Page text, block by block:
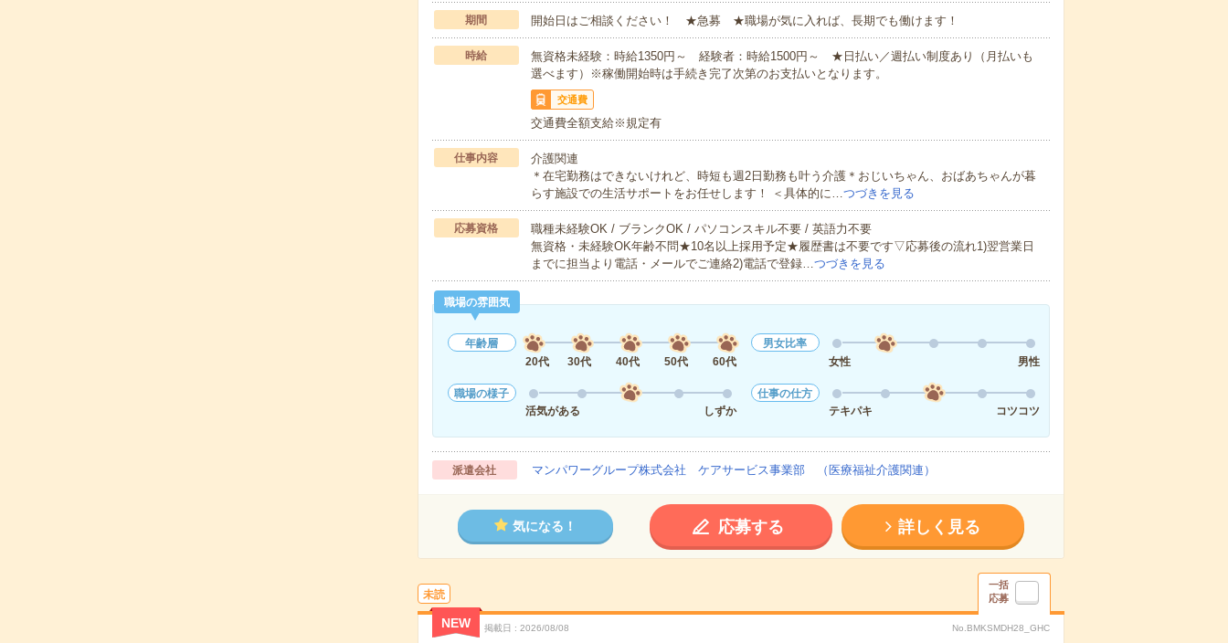
期間 開始日はご相談ください！ ★急募 ★職場が気に入れば、長期でも働けます！
時給
無資格未経験：時給1350円～ 経験者：時給1500円～ ★日払い／週払い制度あり（月払いも
選べます）※稼働開始時は手続き完了次第のお支払いとなります。
交通費
交通費全額支給※規定有
仕事内容
介護関連
＊在宅勤務はできないけれど、時短も週2日勤務も叶う介護＊おじいちゃん、おばあちゃんが暮
らす施設での生活サポートをお任せします！ ＜具体的に…つづきを見る
応募資格
職種未経験OK / ブランクOK / パソコンスキル不要 / 英語力不要
無資格・未経験OK年齢不問★10名以上採用予定★履歴書は不要です▽応募後の流れ1)翌営業日
までに担当より電話・メールでご連絡2)電話で登録…つづきを見る
職場の雰囲気
年齢層
20代
30代 40代 50代 60代
男女比率
女性
男性
職場の様子
活気がある
しずか
仕事の仕方
テキパキ
コツコツ
派遣会社 マンパワーグループ株式会社 ケアサービス事業部 （医療福祉介護関連）
気になる！ 応募する 詳しく見る
未読
一括
応募
NEW 掲載日 2026/08/08 No.BMKSMDH28_GHC